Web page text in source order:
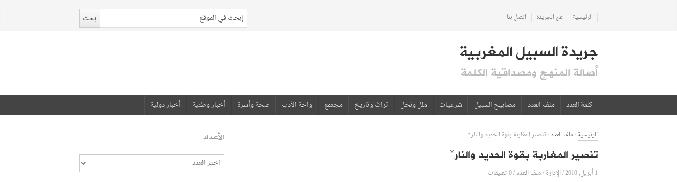
الرئيسية عن الجريدة اتصل بنا
جريدة السبيل المغربية
أصالة المنهج ومصداقية الكلمة
كلمة العدد ملف العدد مصابيح السبيل شرعيات ملل ونحل تراث وتاريخ مجتمع واحة الأدب صحة وأسرة أخبار وطنية أخبار دولية
الرئيسية/ملف العدد/تنصير المغاربة بقوة الحديد والنار*
تنصير المغاربة بقوة الحديد والنار*
1 أبريل, 2010 /الإدارة/ملف العدد/0 تعليقات
الأعداد